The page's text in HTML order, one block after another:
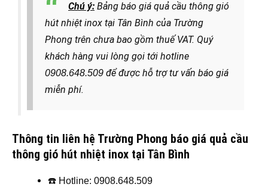
Chú ý: Bảng báo giá quả cầu thông gió
hút nhiệt inox tại Tân Bình của Trường
Phong trên chưa bao gồm thuế VAT. Quý
khách hàng vui lòng gọi tới hotline
0908.648.509 để được hỗ trợ tư vấn báo giá
miễn phí.
Thông tin liên hệ Trường Phong báo giá quả cầu
thông gió hút nhiệt inox tại Tân Bình
☎️ Hotline: 0908.648.509